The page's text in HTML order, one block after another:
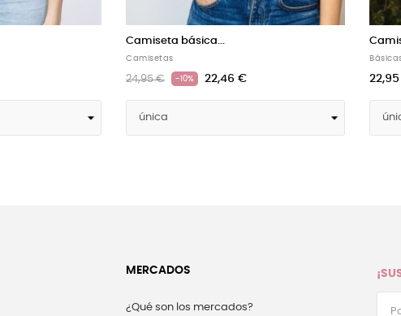
Camiseta básica...
Básicas
20,95 €
MERCADOS
¿Qué son los mercados?